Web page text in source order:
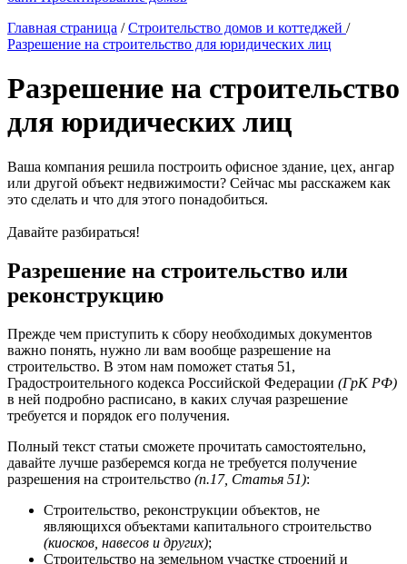
Главная страница / Строительство домов и коттеджей /
Разрешение на строительство для юридических лиц
Разрешение на строительство
для юридических лиц
Ваша компания решила построить офисное здание, цех, ангар
или другой объект недвижимости? Сейчас мы расскажем как
это сделать и что для этого понадобиться.
Давайте разбираться!
Разрешение на строительство или
реконструкцию
Прежде чем приступить к сбору необходимых документов
важно понять, нужно ли вам вообще разрешение на
строительство. В этом нам поможет статья 51,
Градостроительного кодекса Российской Федерации (ГрК РФ)
в ней подробно расписано, в каких случая разрешение
требуется и порядок его получения.
Полный текст статьи сможете прочитать самостоятельно,
давайте лучше разберемся когда не требуется получение
разрешения на строительство (п.17, Статья 51):
Строительство, реконструкции объектов, не
являющихся объектами капитального строительство
(киосков, навесов и других);
Строительство на земельном участке строений и